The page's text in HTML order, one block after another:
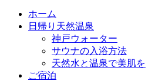
ホーム
日帰り天然温泉
神戸ウォーター
サウナの入浴方法
天然水と温泉で美肌を
ご宿泊